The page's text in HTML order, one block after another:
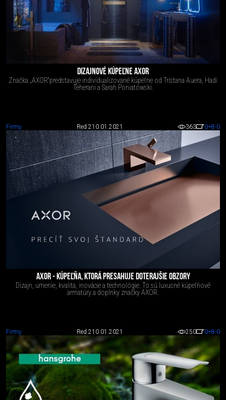
DIZAJNOVÉ KÚPEĽNE AXOR
Značka „AXOR“predstavuje individualizované kúpeľne od Tristana Auera, Hadi
Teherani a Sarah Poniatowski.
Firmy Red 210.01.2021 363 0+8-0
AXOR - KÚPEĽŇA, KTORÁ PRESAHUJE DOTERAJŠIE OBZORY
Dizajn, umenie, kvalita, inovácie a technológie. To sú luxusné kúpeľňové
armatúry a doplnky značky AXOR.
Firmy Red 210.01.2021 250 0+8-0